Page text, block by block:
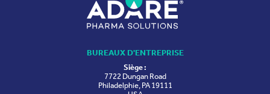
BUREAUX D'ENTREPRISE
Siège :
7722 Dungan Road
Philadelphie, PA 19111